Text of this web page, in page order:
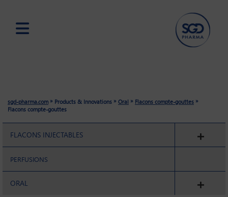
sgd-pharma.com » Products & Innovations » Oral » Flacons compte-gouttes »
Flacons compte-gouttes
FLACONS INJECTABLES
PERFUSIONS
ORAL